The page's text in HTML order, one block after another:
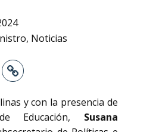
, Noticias
y con la presencia de
Educación, Susana